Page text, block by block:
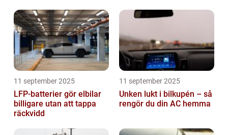
11 september 2025
LFP-batterier gör elbilar
billigare utan att tappa
räckvidd
11 september 2025
Unken lukt i bilkupén – så
rengör du din AC hemma